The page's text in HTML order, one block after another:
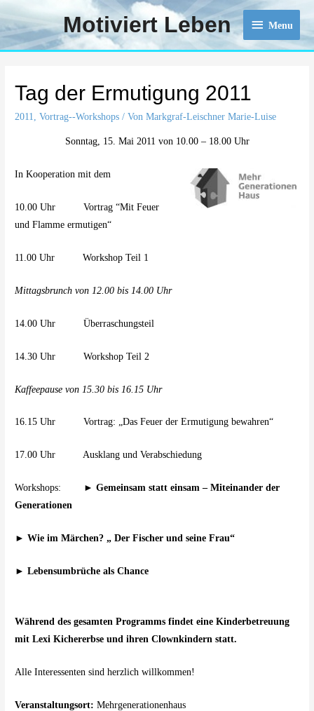
Motiviert Leben Menu
Menu
Tag der Ermutigung 2011
2011 ,Vortrag--Workshops / VonMarkgraf-Leischner Marie-Luise
Sonntag, 15. Mai 2011 von 10.00 – 18.00 Uhr
In Kooperation mit dem
10.00 Uhr Vortrag “Mit Feuer
und Flamme ermutigen“
11.00 Uhr Workshop Teil 1
Mittagsbrunch von 12.00 bis 14.00 Uhr
14.00 Uhr Überraschungsteil
14.30 Uhr Workshop Teil 2
Kaffeepause von 15.30 bis 16.15 Uhr
16.15 Uhr Vortrag: „Das Feuer der Ermutigung bewahren“
17.00 Uhr Ausklang und Verabschiedung
Workshops: ►Gemeinsam statt einsam – Miteinander der
Generationen
►Wie im Märchen? „ Der Fischer und seine Frau“
►Lebensumbrüche als Chance
Während des gesamten Programms findet eine Kinderbetreuung
mit Lexi Kichererbse und ihren Clownkindern statt.
Alle Interessenten sind herzlich willkommen!
Veranstaltungsort: Mehrgenerationenhaus